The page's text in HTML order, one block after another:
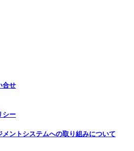
合せ
シー
ントシステムへの取り組みについて